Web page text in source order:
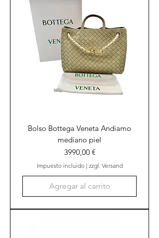
Bolso Bottega Veneta Andiamo
mediano piel
Precio
3990,00 €
Impuesto incluido| zzgl. Versand
Agregar al carrito